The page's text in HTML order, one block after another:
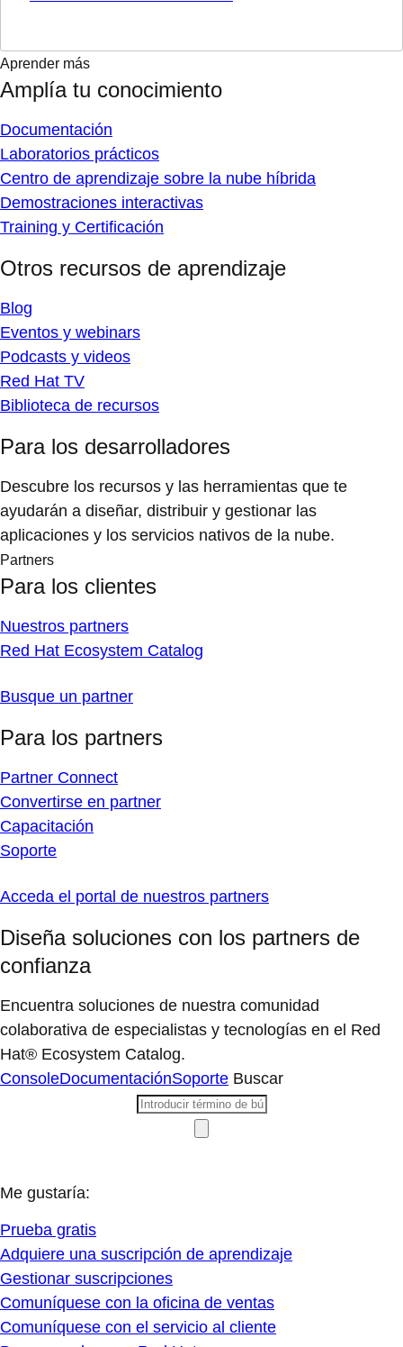
Aprender más
Amplía tu conocimiento
Documentación
Laboratorios prácticos
Centro de aprendizaje sobre la nube híbrida
Demostraciones interactivas
Training y Certificación
Otros recursos de aprendizaje
Blog
Eventos y webinars
Podcasts y videos
Red Hat TV
Biblioteca de recursos
Para los desarrolladores
Descubre los recursos y las herramientas que te
ayudarán a diseñar, distribuir y gestionar las
aplicaciones y los servicios nativos de la nube.
Partners
Para los clientes
Nuestros partners
Red Hat Ecosystem Catalog
Busque un partner
Para los partners
Partner Connect
Convertirse en partner
Capacitación
Soporte
Acceda el portal de nuestros partners
Diseña soluciones con los partners de
confianza
Encuentra soluciones de nuestra comunidad
colaborativa de especialistas y tecnologías en el Red
Hat® Ecosystem Catalog.
ConsoleDocumentaciónSoporte Buscar
Me gustaría:
Prueba gratis
Adquiere una suscripción de aprendizaje
Gestionar suscripciones
Comuníquese con la oficina de ventas
Comuníquese con el servicio al cliente